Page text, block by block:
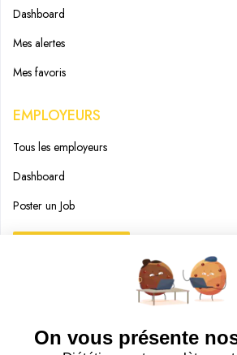
Dashboard
Mes alertes
Mes favoris
EMPLOYEURS
Tous les employeurs
Dashboard
Poster un Job